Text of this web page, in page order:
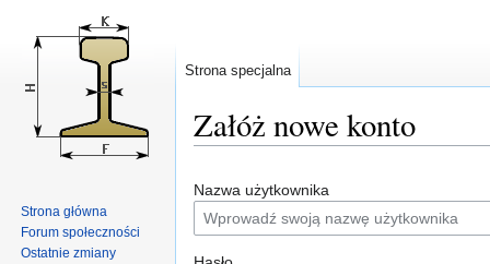
Załóż nowe konto
do
nawigacji
do
wyszukiwania
Nazwa użytkownika
Strona specjalna
Strona główna
Forum społeczności
Ostatnie zmiany